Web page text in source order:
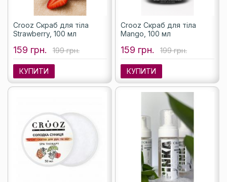
Crooz Скраб для тіла
Strawberry, 100 мл
159 грн. 199 грн.
КУПИТИ
Crooz Скраб для тіла
Mango, 100 мл
159 грн. 199 грн.
КУПИТИ